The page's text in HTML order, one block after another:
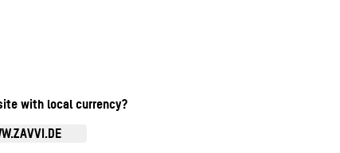
with local currency?